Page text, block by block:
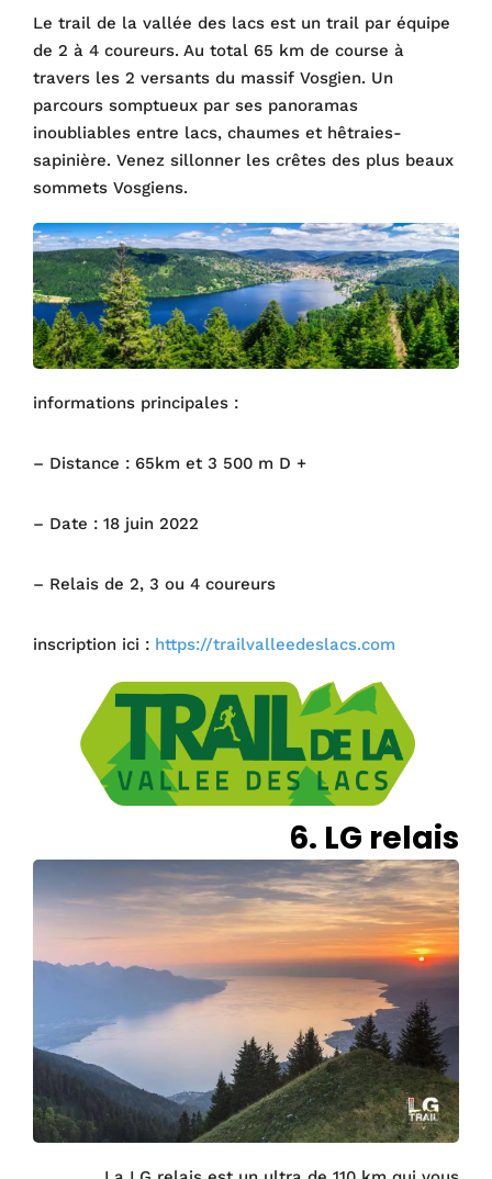
Le trail de la vallée des lacs est un trail par équipe
de 2 à 4 coureurs. Au total 65 km de course à
travers les 2 versants du massif Vosgien. Un
parcours somptueux par ses panoramas
inoubliables entre lacs, chaumes et hêtraies-
sapinière. Venez sillonner les crêtes des plus beaux
sommets Vosgiens.
informations principales :
– Distance : 65km et 3 500 m D +
– Date : 18 juin 2022
– Relais de 2, 3 ou 4 coureurs
inscription ici : https://trailvalleedeslacs.com
6. LG relais